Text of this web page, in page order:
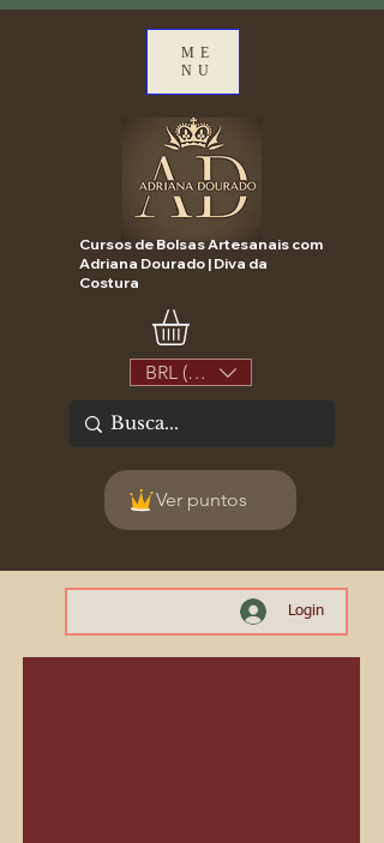
ME
NU
Cursos de Bolsas Artesanais com
Adriana Dourado | Diva da
Costura
BRL (R$)
Ver puntos
Login